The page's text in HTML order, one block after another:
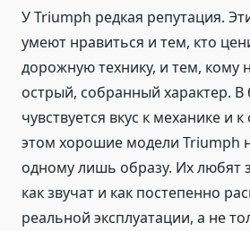
У Triumph редкая репутация.
умеют нравиться и тем, кто
дорожную технику, и тем, кому
острый, собранный характер.
чувствуется вкус к механике и
этом хорошие модели Triumph
одному лишь образу. Их любят
как звучат и как постепенно
реальной эксплуатации, а не